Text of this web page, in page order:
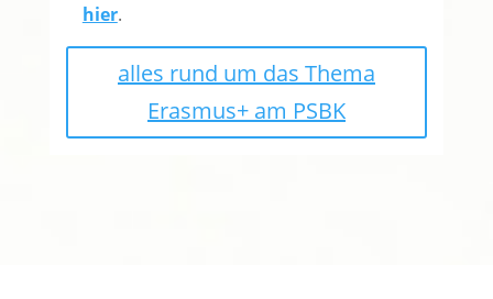
hier.
alles rund um das Thema
Erasmus+ am PSBK